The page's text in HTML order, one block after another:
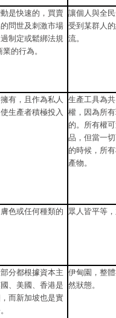
是快速的，買賣
問世及刺激市場
制定或鬆綁法規
的行為。
讓個人與全
受到某群人
流。
有，且作為私人
生產者積極投入
生產工具為
權，因為所
的。所有權
品，但當一
的時候，所
產物。
色或任何種類的
眾人皆平等
分都根據資本主
、美國、香港是
而新加坡也是實
伊甸園，整
然狀態。